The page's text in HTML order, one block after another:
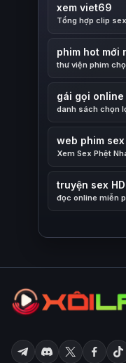
xem viet69
Tổng hợp clip
phim hot mới
thư viện phim
gái gọi online
danh sách chọn
web phim sex
Xem Sex Phệt
truyện sex HD
đọc online miễn